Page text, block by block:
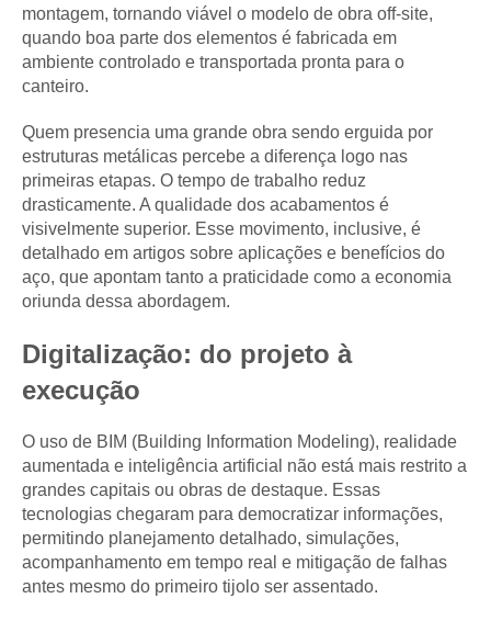
montagem, tornando viável o modelo de obra off-site,
quando boa parte dos elementos é fabricada em
ambiente controlado e transportada pronta para o
canteiro.
Quem presencia uma grande obra sendo erguida por
estruturas metálicas percebe a diferença logo nas
primeiras etapas. O tempo de trabalho reduz
drasticamente. A qualidade dos acabamentos é
visivelmente superior. Esse movimento, inclusive, é
detalhado em artigos sobre aplicações e benefícios do
aço, que apontam tanto a praticidade como a economia
oriunda dessa abordagem.
Digitalização: do projeto à
execução
O uso de BIM (Building Information Modeling), realidade
aumentada e inteligência artificial não está mais restrito a
grandes capitais ou obras de destaque. Essas
tecnologias chegaram para democratizar informações,
permitindo planejamento detalhado, simulações,
acompanhamento em tempo real e mitigação de falhas
antes mesmo do primeiro tijolo ser assentado.